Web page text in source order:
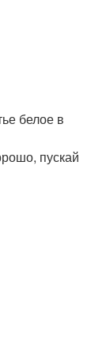
белое в
пускай